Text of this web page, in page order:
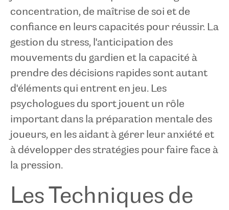
concentration, de maîtrise de soi et de
confiance en leurs capacités pour réussir. La
gestion du stress, l'anticipation des
mouvements du gardien et la capacité à
prendre des décisions rapides sont autant
d'éléments qui entrent en jeu. Les
psychologues du sport jouent un rôle
important dans la préparation mentale des
joueurs, en les aidant à gérer leur anxiété et
à développer des stratégies pour faire face à
la pression.
Les Techniques de